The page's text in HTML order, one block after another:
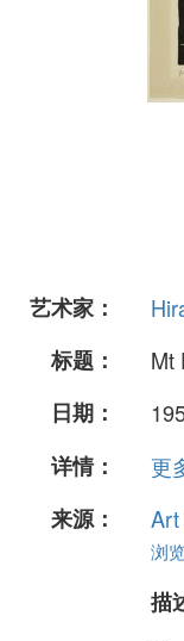
艺术家：
标题：
Mt
日期：
详情：
更
来源：
Art
浏
描